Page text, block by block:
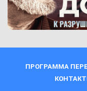
ПРОГРАММА